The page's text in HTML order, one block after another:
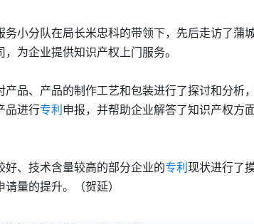
分队在局长米忠科的带领下，先后走访了蒲
为企业提供知识产权上门服务。
、产品的制作工艺和包装进行了探讨和分析
品进行专利 申报，并帮助企业解答了知识产权方
、技术含量较高的部分企业的专利 现状进行了
请量的提升。（贺延）